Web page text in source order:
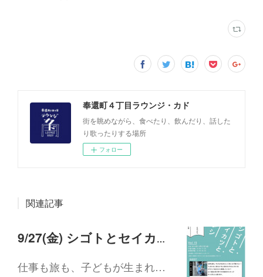
奉還町４丁目ラウンジ・カド
街を眺めながら、食べたり、飲んだり、話した
り歌ったりする場所
フォロー
関連記事
9/27(金) シゴトとセイカツとワタシ#15 旅と仕事と子ども 子連れ旅編
仕事も旅も、子どもが生まれ…